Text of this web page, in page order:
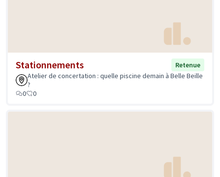
Stationnements
Retenue
Atelier de concertation : quelle piscine demain à Belle Beille
?
0
0